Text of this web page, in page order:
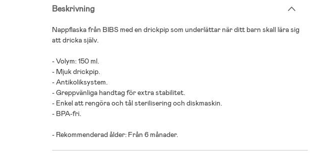
Beskrivning
Nappflaska från BIBS med en drickpip som underlättar när ditt barn skall lära sig
att dricka själv.
- Volym: 150 ml.
- Mjuk drickpip.
- Antikoliksystem.
- Greppvänliga handtag för extra stabilitet.
- Enkel att rengöra och tål sterilisering och diskmaskin.
- BPA-fri.
- Rekommenderad ålder: Från 6 månader.